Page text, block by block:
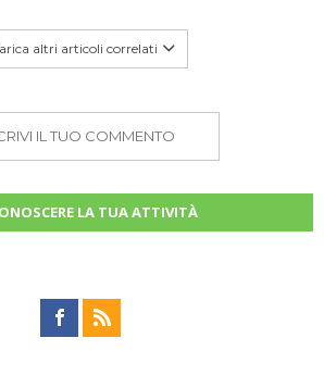
altri articoli correlati
IL TUO COMMENTO
LA TUA ATTIVITÀ